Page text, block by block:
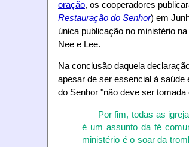
oração, os cooperadores
Restauração do Senhor) em
única publicação no ministério
Nee e Lee.
Na conclusão daquela
apesar de ser essencial à saúde
do Senhor "não deve ser
Por fim, todas as
é um assunto da fé
ministério é o soar da